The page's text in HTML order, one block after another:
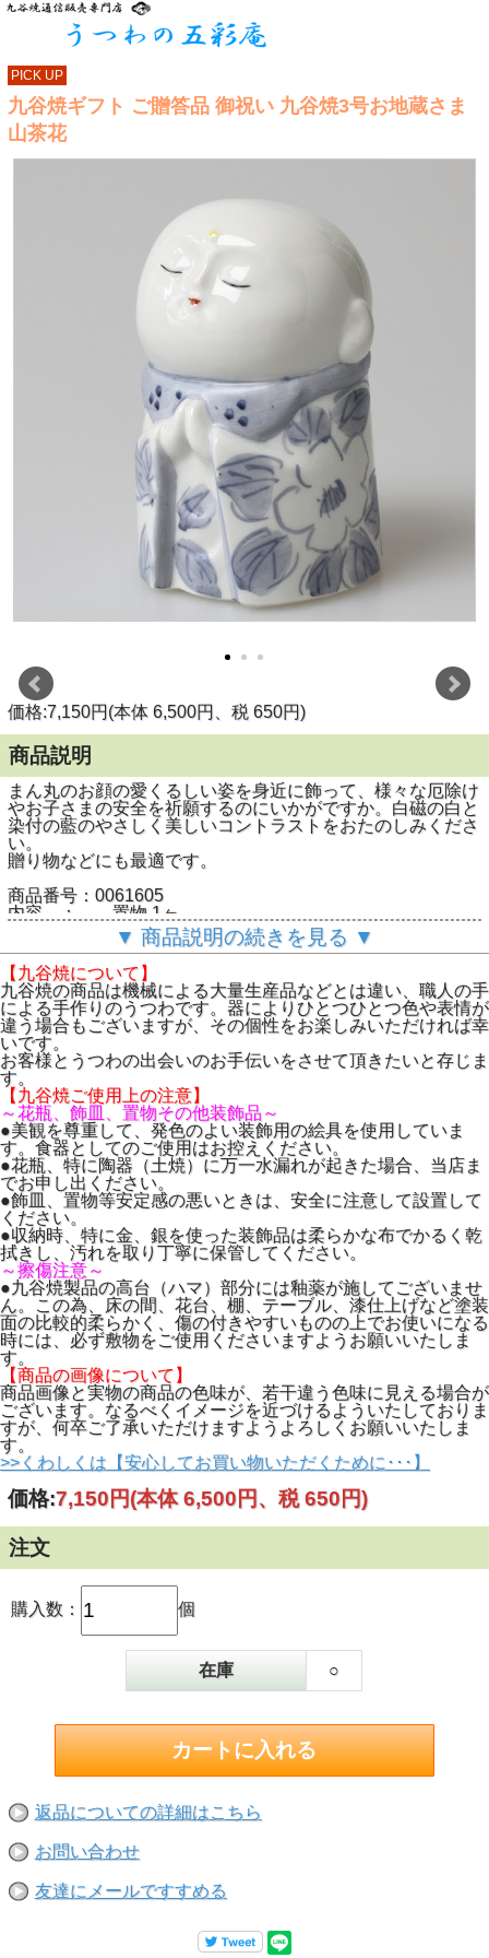
PICK UP
九谷焼ギフト ご贈答品 御祝い 九谷焼3号お地蔵さま
山茶花
価格:7,150円(本体 6,500円、税 650円)
商品説明
まん丸のお顔の愛くるしい姿を身近に飾って、様々な厄除け
やお子さまの安全を祈願するのにいかがですか。白磁の白と
染付の藍のやさしく美しいコントラストをおたのしみくださ
い。
贈り物などにも最適です。
商品番号：0061605
内容 ： 置物 1ヶ
寸法 ： 商品番号：0061605
内容 ： 置物 1ヶ
寸法 ： 幅 6.5cm×奥行 6cm×高さ 9cm
素地 ： 磁器
備考 ：
箱 ： 紙箱
※ ひとつひとつ手作りの為、色・形・模様が多少異なる場
合がございます。ご了承くださいませ。
▼ 商品説明の続きを見る ▼
【九谷焼について】
九谷焼の商品は機械による大量生産品などとは違い、職人の手
による手作りのうつわです。器によりひとつひとつ色や表情が
違う場合もございますが、その個性をお楽しみいただければ幸
いです。
お客様とうつわの出会いのお手伝いをさせて頂きたいと存じま
す。
【九谷焼ご使用上の注意】
～花瓶、飾皿、置物その他装飾品～
●美観を尊重して、発色のよい装飾用の絵具を使用していま
す。食器としてのご使用はお控えください。
●花瓶、特に陶器（土焼）に万一水漏れが起きた場合、当店ま
でお申し出ください。
●飾皿、置物等安定感の悪いときは、安全に注意して設置して
ください。
●収納時、特に金、銀を使った装飾品は柔らかな布でかるく乾
拭きし、汚れを取り丁寧に保管してください。
～擦傷注意～
●九谷焼製品の高台（ハマ）部分には釉薬が施してございませ
ん。この為、床の間、花台、棚、テーブル、漆仕上げなど塗装
面の比較的柔らかく、傷の付きやすいものの上でお使いになる
時には、必ず敷物をご使用くださいますようお願いいたしま
す。
【商品の画像について】
商品画像と実物の商品の色味が、若干違う色味に見える場合が
ございます。なるべくイメージを近づけるよういたしておりま
すが、何卒ご了承いただけますようよろしくお願いいたしま
す。
>>くわしくは【安心してお買い物いただくために･･･】
価格:7,150円(本体 6,500円、税 650円)
注文
購入数： 個
在庫 ○
返品についての詳細はこちら
お問い合わせ
友達にメールですすめる